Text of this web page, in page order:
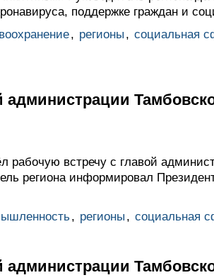
поддержке граждан и
, регионы , социальная
администрации
рабочую встречу с главой
региона информировал
, регионы , социальная
администрации